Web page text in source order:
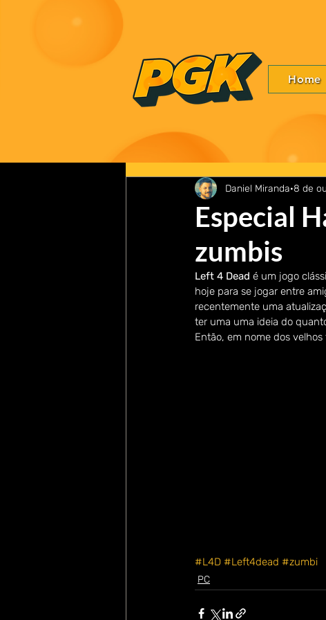
Home
Especial
zumbis
Daniel Miranda 8 de
Left 4 Dead é um jogo
hoje para se jogar entre
recentemente uma
ter uma uma ideia do
Então, em nome dos
#L4D #Left4dead #zumbi
PC